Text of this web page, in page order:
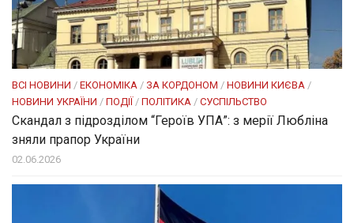
ВСІ НОВИНИ / ЕКОНОМІКА / ЗА КОРДОНОМ / НОВИНИ КИЄВА /
НОВИНИ УКРАЇНИ / ПОДІЇ / ПОЛІТИКА / СУСПІЛЬСТВО
Скандал з підрозділом “Героїв УПА”: з мерії Любліна
зняли прапор України
02.06.2026